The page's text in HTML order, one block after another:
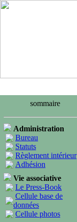
sommaire
Administration
Bureau
Statuts
Règlement intérieur
Adhésion
Vie associative
Le Press-Book
Cellule base de
données
Cellule photos